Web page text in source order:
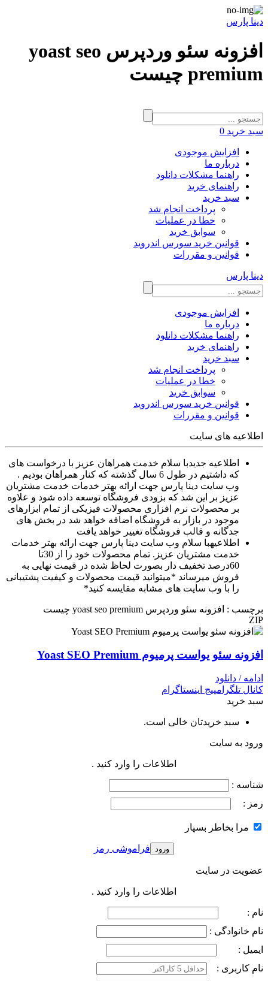
دینا پارس
افزونه سئو وردپرس yoast seo
premium چیست
سبد خرید 0
افزایش موجودی
درباره ما
راهنما مشکلات دانلود
راهنمای خرید
سبد خرید
پرداخت انجام شد
خطا در عملیات
سوابق خرید
قوانین خرید سورس اندروید
قوانین و مقررات
دینا پارس
افزایش موجودی
درباره ما
راهنما مشکلات دانلود
راهنمای خرید
سبد خرید
پرداخت انجام شد
خطا در عملیات
سوابق خرید
قوانین خرید سورس اندروید
قوانین و مقررات
اطلاعیه های سایت
اطلاعیه جدیدبا سلام خدمت همراهان عزیز با درخواست های
که داشتیم در طول 6 سال گذشته که کنار همراهان بودیم .
وب سایت دینا پارس جهت ارائه بهتر خدمات خدمت مشتریان
عزیز بر این شد که بزودی فروشگاه توسعه داده شود و علاوه
بر محصولات نرم افزاری محصولات فیزیکی از تمام ابزارهای
موجود در بازار به فروشگاه اضافه خواهد شد در بخش های
جدگانه و قالب فروشگاه تغییر خواهد یافت
اطلاعیهبا سلام وب سایت دینا پارس جهت ارائه بهتر خدمات
خدمت مشتریان عزیز. تمام محصولات خود را از 30تا
60درصد تخفیف دار بصورت لحاظ شده در قیمت نهایی به
فروش میرساند *میتوانید قیمت محصولات و کیفیت پشتیبانی
را با وب سایت های مشابه مقایسه کنید*
برچسب : افزونه سئو وردپرس yoast seo premium چیست
ZIP
افزونه سئو یواست پرمیوم Yoast SEO Premium
ادامه / دانلود
کانال تلگرامپیج اینستاگرام
سبد خرید
سبد خریدتان خالی است.
ورود به سایت
اطلاعات را وارد کنید .
شناسه :
رمز :
مرا بخاطر بسپار
فراموشی رمز
عضویت در سایت
اطلاعات را وارد کنید .
نام :
نام خانوادگی :
ایمیل :
نام کاربری :